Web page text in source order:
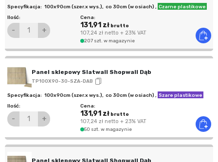
100x90cm (szer.x wys.), co 30cm (w osiach) , Czarne plastikowe
- +
131,91 złbrutto
107,24 złnetto + 23% VAT
207 szt. w magazynie
Panel sklepowy Slatwall Shopwall Dąb
TP100X90-30-SZA-DAB
100x90cm (szer.x wys.), co 30cm (w osiach) , Szare plastikowe
- +
131,91 złbrutto
107,24 złnetto + 23% VAT
50 szt. w magazynie
Panel sklepowy Slatwall Shopwall Dąb